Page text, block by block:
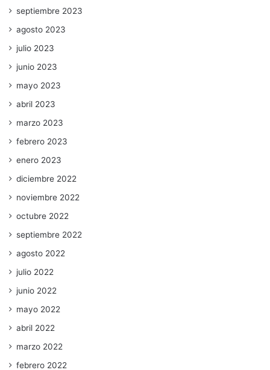
septiembre 2023
agosto 2023
julio 2023
junio 2023
mayo 2023
abril 2023
marzo 2023
febrero 2023
enero 2023
diciembre 2022
noviembre 2022
octubre 2022
septiembre 2022
agosto 2022
julio 2022
junio 2022
mayo 2022
abril 2022
marzo 2022
febrero 2022